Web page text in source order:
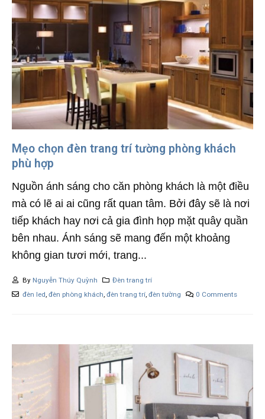
Mẹo chọn đèn trang trí tường phòng khách
phù hợp
Nguồn ánh sáng cho căn phòng khách là một điều
mà có lẽ ai ai cũng rất quan tâm. Bởi đây sẽ là nơi
tiếp khách hay nơi cả gia đình họp mặt quây quần
bên nhau. Ánh sáng sẽ mang đến một khoảng
không gian tươi mới, trang...
By Nguyễn Thúy Quỳnh
Đèn trang trí
đèn led, đèn phòng khách, đèn trang trí, đèn tường 0 Comments